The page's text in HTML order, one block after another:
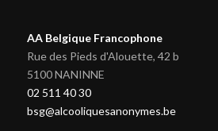
AA Belgique Francophone
Rue des Pieds d'Alouette, 42 b
5100 NANINNE
02 511 40 30
bsg@alcooliquesanonymes.be